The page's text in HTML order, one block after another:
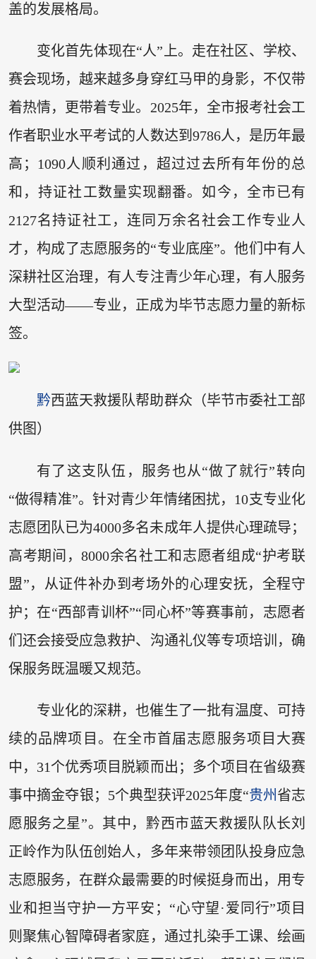
盖的发展格局。
变化首先体现在“人”上。走在社区、学校、
赛会现场，越来越多身穿红马甲的身影，不仅带
着热情，更带着专业。2025年，全市报考社会工
作者职业水平考试的人数达到9786人，是历年最
高；1090人顺利通过，超过过去所有年份的总
和，持证社工数量实现翻番。如今，全市已有
2127名持证社工，连同万余名社会工作专业人
才，构成了志愿服务的“专业底座”。他们中有人
深耕社区治理，有人专注青少年心理，有人服务
大型活动——专业，正成为毕节志愿力量的新标
签。
黔西蓝天救援队帮助群众（毕节市委社工部
供图）
有了这支队伍，服务也从“做了就行”转向
“做得精准”。针对青少年情绪困扰，10支专业化
志愿团队已为4000多名未成年人提供心理疏导；
高考期间，8000余名社工和志愿者组成“护考联
盟”，从证件补办到考场外的心理安抚，全程守
护；在“西部青训杯”“同心杯”等赛事前，志愿者
们还会接受应急救护、沟通礼仪等专项培训，确
保服务既温暖又规范。
专业化的深耕，也催生了一批有温度、可持
续的品牌项目。在全市首届志愿服务项目大赛
中，31个优秀项目脱颖而出；多个项目在省级赛
事中摘金夺银；5个典型获评2025年度“贵州 省志
愿服务之星”。其中，黔西市蓝天救援队队长刘
正岭作为队伍创始人，多年来带领团队投身应急
志愿服务，在群众最需要的时候挺身而出，用专
业和担当守护一方平安；“心守望·爱同行”项目
则聚焦心智障碍者家庭，通过扎染手工课、绘画